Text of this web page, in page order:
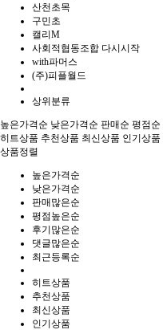
산천초목
구민초
캘리M
사회적협동조합 다시시작
with파머스
(주)피플월드
상위분류
높은가격순 낮은가격순 판매순 평점순
히트상품 추천상품 최신상품 인기상품
상품정렬
높은가격순
낮은가격순
판매많은순
평점높은순
후기많은순
댓글많은순
최근등록순
히트상품
추천상품
최신상품
인기상품